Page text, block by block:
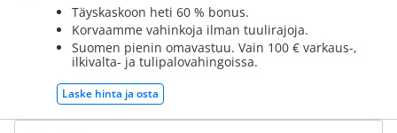
Täyskaskoon heti 60 % bonus.
Korvaamme vahinkoja ilman tuulirajoja.
Suomen pienin omavastuu. Vain 100 € varkaus-,
ilkivalta- ja tulipalovahingoissa.
Laske hinta ja osta